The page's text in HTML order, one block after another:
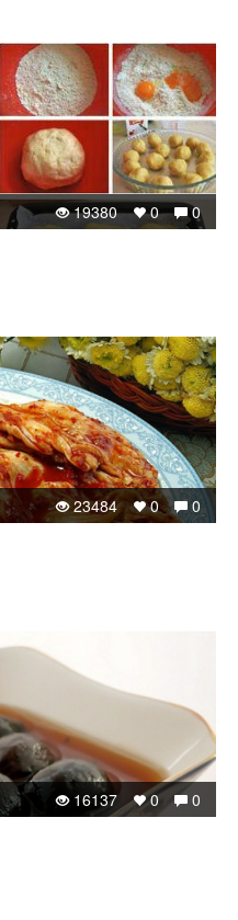
0
0
19380
0
0
23484
0
0
16137